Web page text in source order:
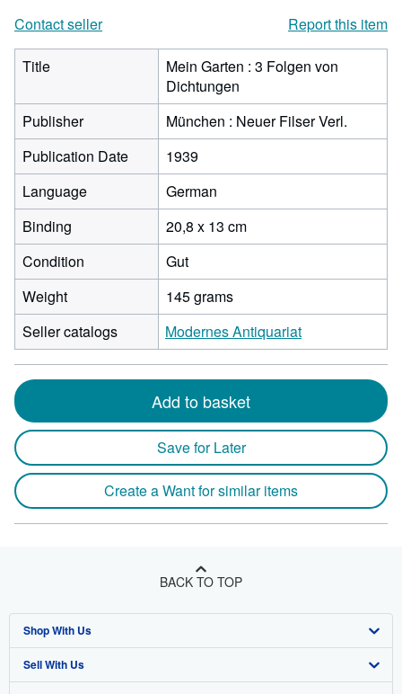
Contact seller
Report this item
Title
Mein Garten : 3 Folgen von
Dichtungen
Publisher
München : Neuer Filser Verl.
Publication Date
1939
Language
German
Binding
20,8 x 13 cm
Condition
Gut
Weight
145 grams
Seller catalogs
Modernes Antiquariat
Add to basket
Save for Later
Create a Want for similar items
BACK TO TOP
Shop With Us
Advanced Search
Sell With Us